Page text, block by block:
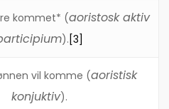
kommet* (aoristosk aktiv
). [3]
vil komme (aoristisk
konjuktiv).